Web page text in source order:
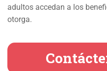
adultos accedan a los
otorga.